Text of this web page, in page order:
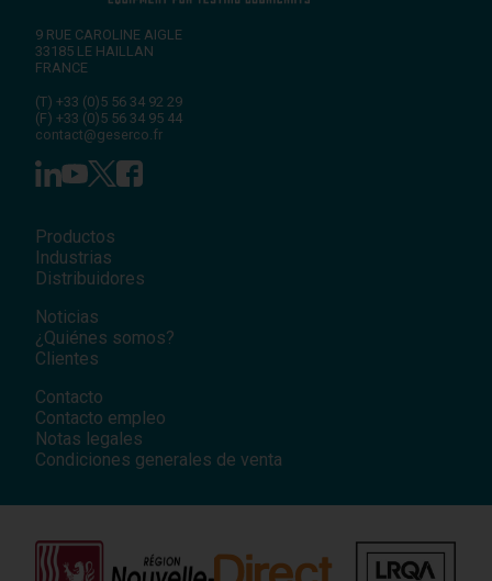
9 RUE CAROLINE AIGLE
33185 LE HAILLAN
FRANCE
(T) +33 (0)5 56 34 92 29
(F) +33 (0)5 56 34 95 44
contact@geserco.fr
Productos
Industrias
Distribuidores
Noticias
¿Quiénes somos?
Clientes
Contacto
Contacto empleo
Notas legales
Condiciones generales de venta